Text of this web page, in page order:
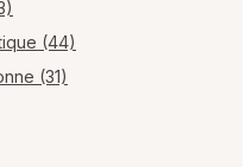
(44)
(31)